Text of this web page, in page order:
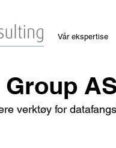
Vår ekspertise
verktøy for